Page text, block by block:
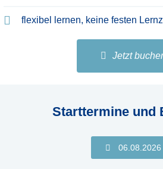
flexibel lernen, keine festen
Jetzt
Starttermine und
06.08.2026